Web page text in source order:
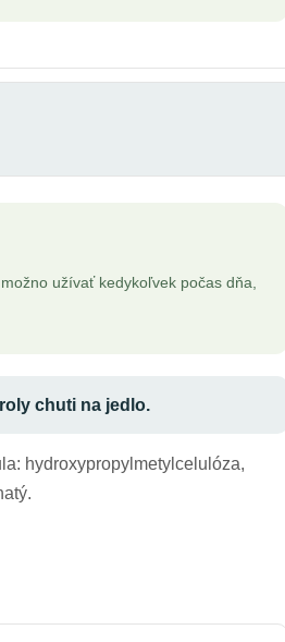
užívať kedykoľvek počas dňa,
chuti na jedlo.
hydroxypropylmetylcelulóza,